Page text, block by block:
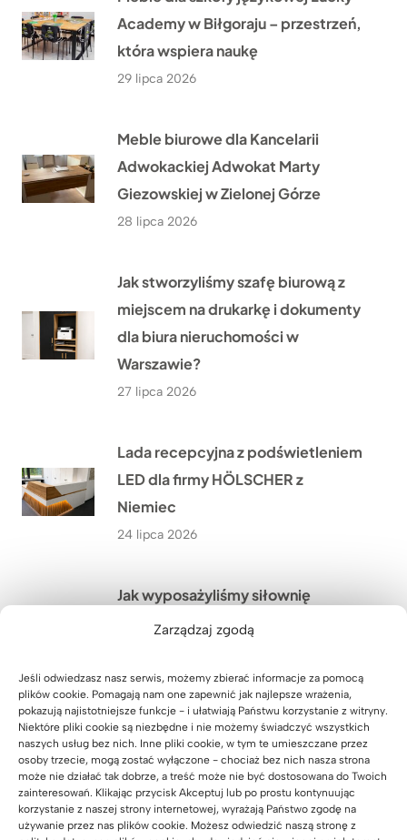
Zarządzaj zgodą
Jeśli odwiedzasz nasz serwis, możemy zbierać informacje za pomocą
plików cookie. Pomagają nam one zapewnić jak najlepsze wrażenia,
pokazują najistotniejsze funkcje - i ułatwiają Państwu korzystanie z witryny.
Niektóre pliki cookie są niezbędne i nie możemy świadczyć wszystkich
naszych usług bez nich. Inne pliki cookie, w tym te umieszczane przez
osoby trzecie, mogą zostać wyłączone - chociaż bez nich nasza strona
może nie działać tak dobrze, a treść może nie być dostosowana do Twoich
zainteresowań. Klikając przycisk Akceptuj lub po prostu kontynuując
korzystanie z naszej strony internetowej, wyrażają Państwo zgodę na
używanie przez nas plików cookie. Możesz odwiedzić naszą stronę z
Academy w Biłgoraju – przestrzeń,
która wspiera naukę
29 lipca 2026
Meble biurowe dla Kancelarii
Adwokackiej Adwokat Marty
Giezowskiej w Zielonej Górze
28 lipca 2026
Jak stworzyliśmy szafę biurową z
miejscem na drukarkę i dokumenty
dla biura nieruchomości w
Warszawie?
27 lipca 2026
Lada recepcyjna z podświetleniem
LED dla firmy HÖLSCHER z
Niemiec
24 lipca 2026
Jak wyposażyliśmy siłownię
SixPack Fitness w Przeworsku w
22 lipca 2026
Jakie meble biurowe wykonaliśmy
w ramach modernizacji oddziału
PGE w Szczecinie?
21 lipca 2026